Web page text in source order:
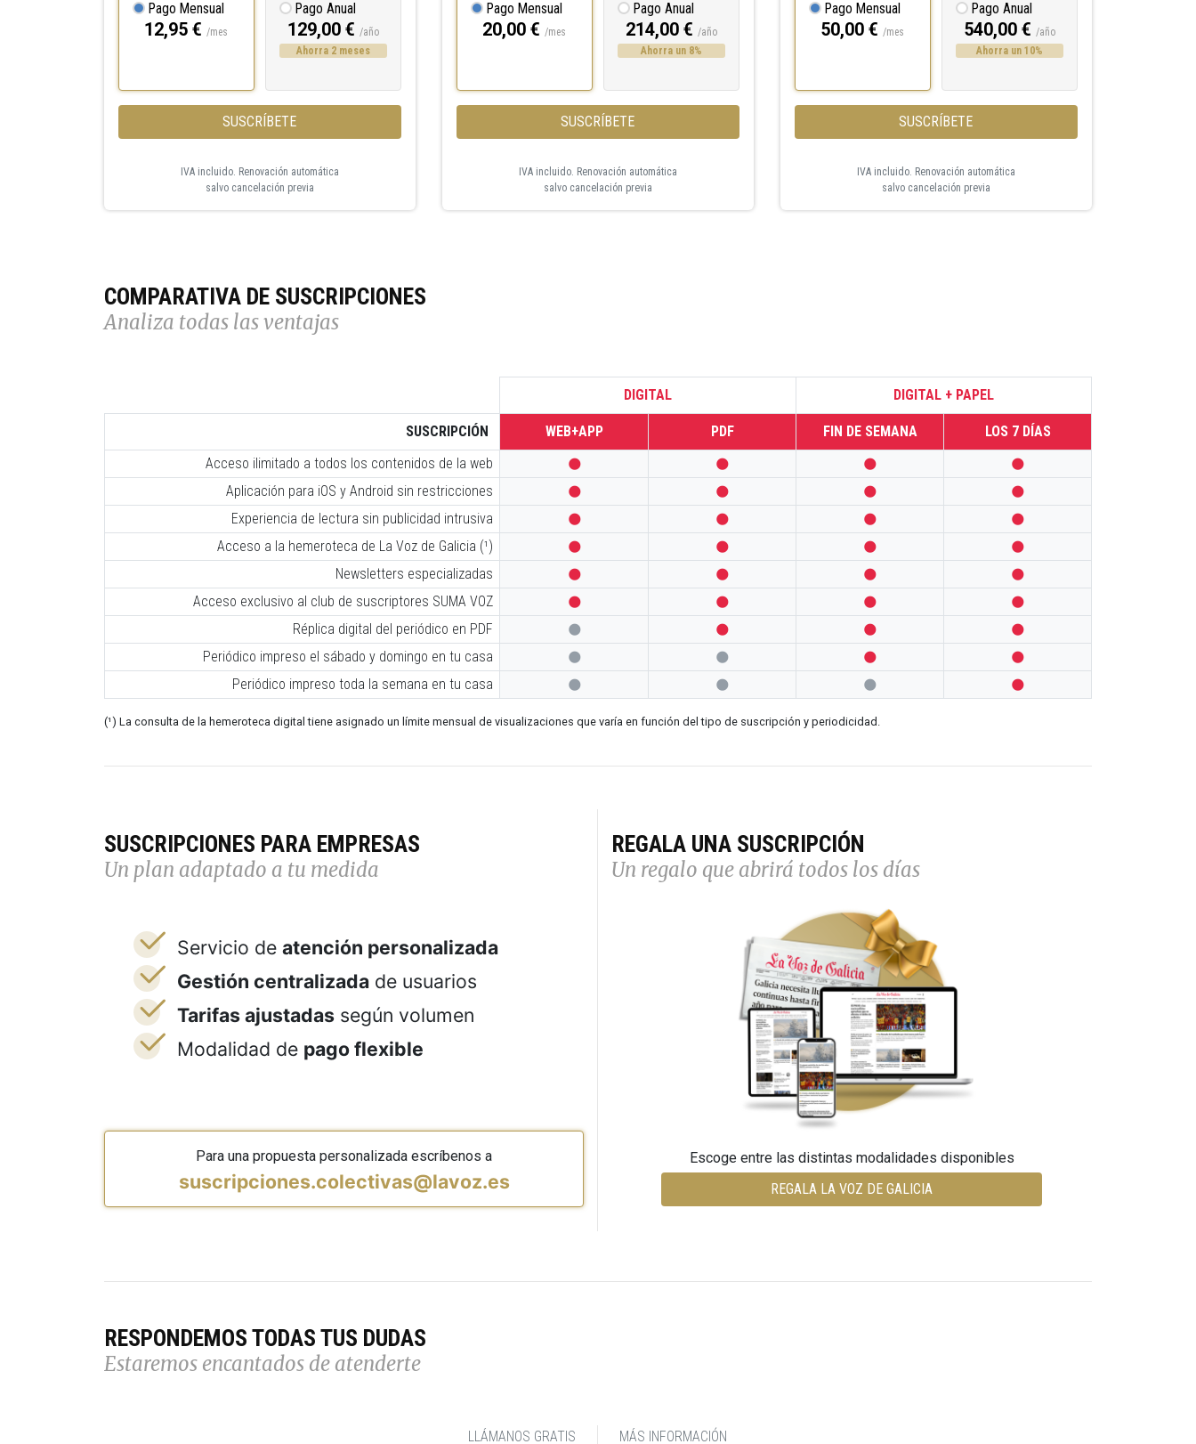
Pago Mensual
12,95 €/mes
Pago Anual
129,00 €/año
Ahorra 2 meses
SUSCRÍBETE
IVA incluido. Renovación automática
salvo cancelación previa
Pago Mensual
20,00 €/mes
Pago Anual
214,00 €/año
Ahorra un 8%
SUSCRÍBETE
IVA incluido. Renovación automática
salvo cancelación previa
Pago Mensual
50,00 €/mes
Pago Anual
540,00 €/año
Ahorra un 10%
SUSCRÍBETE
IVA incluido. Renovación automática
salvo cancelación previa
COMPARATIVA DE SUSCRIPCIONES
Analiza todas las ventajas
DIGITAL DIGITAL + PAPEL
SUSCRIPCIÓN WEB+APP PDF FIN DE SEMANA
LOS 7 DÍAS
Acceso ilimitado a todos los contenidos de la web
   
Aplicación para iOS y Android sin restricciones    
Experiencia de lectura sin publicidad intrusiva    
Acceso a la hemeroteca de La Voz de Galicia (¹)    
Newsletters especializadas    
Acceso exclusivo al club de suscriptores SUMA VOZ    
Réplica digital del periódico en PDF    
Periódico impreso el sábado y domingo en tu casa    
Periódico impreso toda la semana en tu casa    
(¹) La consulta de la hemeroteca digital tiene asignado un límite mensual de visualizaciones que varía en función del tipo de suscripción y periodicidad.
SUSCRIPCIONES PARA EMPRESAS
Un plan adaptado a tu medida
Servicio de atención personalizada
Gestión centralizada de usuarios
Tarifas ajustadas según volumen
Modalidad de pago flexible
Para una propuesta personalizada escríbenos a
suscripciones.colectivas@lavoz.es
REGALA UNA SUSCRIPCIÓN
Un regalo que abrirá todos los días
Escoge entre las distintas modalidades disponibles
REGALA LA VOZ DE GALICIA
RESPONDEMOS TODAS TUS DUDAS
Estaremos encantados de atenderte
LLÁMANOS GRATIS MÁS INFORMACIÓN